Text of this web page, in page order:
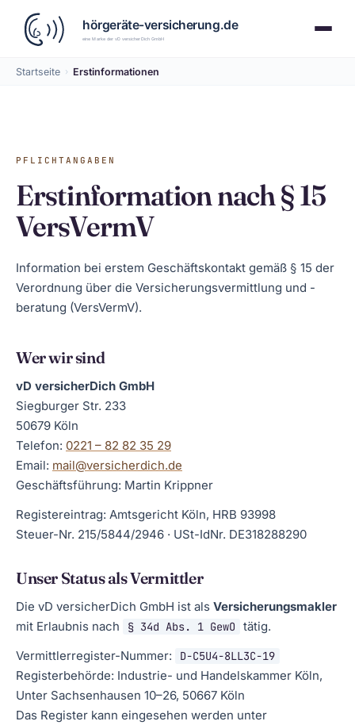
Startseite › Erstinformationen
PFLICHTANGABEN
Erstinformation nach § 15
VersVermV
Information bei erstem Geschäftskontakt gemäß § 15 der
Verordnung über die Versicherungsvermittlung und -
beratung (VersVermV).
Wer wir sind
vD versicherDich GmbH
Siegburger Str. 233
50679 Köln
Telefon: 0221 – 82 82 35 29
Email: mail@versicherdich.de
Geschäftsführung: Martin Krippner
Registereintrag: Amtsgericht Köln, HRB 93998
Steuer-Nr. 215/5844/2946 · USt-IdNr. DE318288290
Unser Status als Vermittler
Die vD versicherDich GmbH ist als Versicherungsmakler
mit Erlaubnis nach
§ 34d Abs. 1 GewO
tätig.
Vermittlerregister-Nummer:
D-C5U4-8LL3C-19
Registerbehörde: Industrie- und Handelskammer Köln,
Unter Sachsenhausen 10–26, 50667 Köln
Das Register kann eingesehen werden unter